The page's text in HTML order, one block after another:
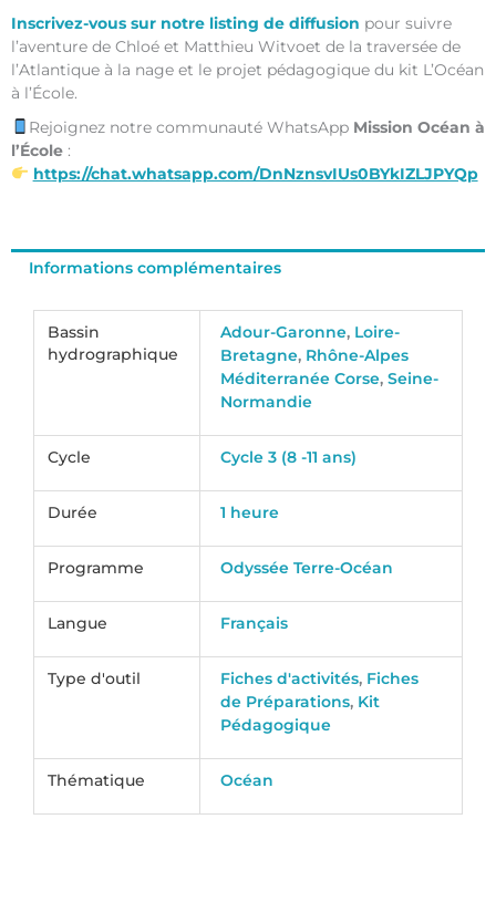
Inscrivez-vous sur notre listing de diffusion pour suivre
l’aventure de Chloé et Matthieu Witvoet de la traversée de
l’Atlantique à la nage et le projet pédagogique du kit L’Océan
à l’École.
Rejoignez notre communauté WhatsApp Mission Océan à
l’École :
https://chat.whatsapp.com/DnNznsvIUs0BYkIZLJPYQp
Informations complémentaires
Bassin
hydrographique
Adour-Garonne, Loire-
Bretagne, Rhône-Alpes
Méditerranée Corse,Seine-
Normandie
Cycle Cycle 3 (8 -11 ans)
Durée 1 heure
Programme Odyssée Terre-Océan
Langue Français
Type d'outil Fiches d'activités, Fiches
de Préparations, Kit
Pédagogique
Thématique Océan